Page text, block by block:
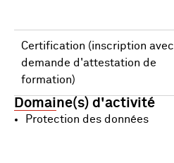
Certification (inscription avec
demande d'attestation de
formation)
Domaine(s) d'activité
Protection des données